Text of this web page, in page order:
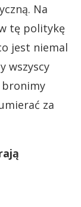
Na
tę politykę
jest niemal
wszyscy
bronimy
za